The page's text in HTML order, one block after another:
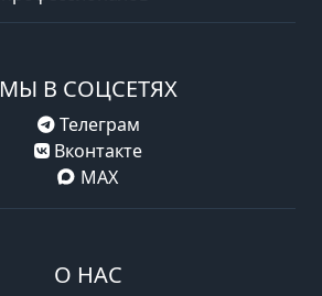
МЫ В СОЦСЕТЯХ
Телеграм
Вконтакте
MAX
О НАС